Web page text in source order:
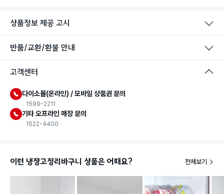
상품정보 제공 고시
반품/교환/환불 안내
고객센터
다이소몰(온라인) / 모바일 상품권 문의
1599-2211
기타 오프라인 매장 문의
1522-4400
이런 냉장고정리바구니 상품은 어때요? 전체보기